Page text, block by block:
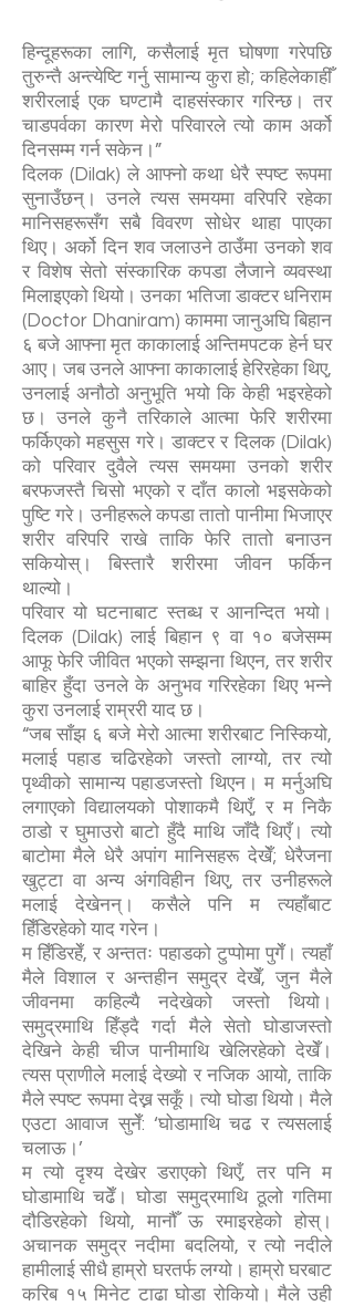
हिन्दूहरूका लागि, कसैलाई मृत घोषणा गरेपछि
तुरुन्तै अन्त्येष्टि गर्नु सामान्य कुरा हो; कहिलेकाहीँ
शरीरलाई एक घण्टामै दाहसंस्कार गरिन्छ। तर
चाडपर्वका कारण मेरो परिवारले त्यो काम अर्को
दिनसम्म गर्न सकेन।”
दिलक (Dilak) ले आफ्नो कथा धेरै स्पष्ट रूपमा
सुनाउँछन्। उनले त्यस समयमा वरिपरि रहेका
मानिसहरूसँग सबै विवरण सोधेर थाहा पाएका
थिए। अर्को दिन शव जलाउने ठाउँमा उनको शव
र विशेष सेतो संस्कारिक कपडा लैजाने व्यवस्था
मिलाइएको थियो। उनका भतिजा डाक्टर धनिराम
(Doctor Dhaniram) काममा जानुअघि बिहान
६ बजे आफ्ना मृत काकालाई अन्तिमपटक हेर्न घर
आए। जब उनले आफ्ना काकालाई हेरिरहेका थिए,
उनलाई अनौठो अनुभूति भयो कि केही भइरहेको
छ। उनले कुनै तरिकाले आत्मा फेरि शरीरमा
फर्किएको महसुस गरे। डाक्टर र दिलक (Dilak)
को परिवार दुवैले त्यस समयमा उनको शरीर
बरफजस्तै चिसो भएको र दाँत कालो भइसकेको
पुष्टि गरे। उनीहरूले कपडा तातो पानीमा भिजाएर
शरीर वरिपरि राखे ताकि फेरि तातो बनाउन
सकियोस्। बिस्तारै शरीरमा जीवन फर्किन
थाल्यो।
परिवार यो घटनाबाट स्तब्ध र आनन्दित भयो।
दिलक (Dilak) लाई बिहान ९ वा १० बजेसम्म
आफू फेरि जीवित भएको सम्झना थिएन, तर शरीर
बाहिर हुँदा उनले के अनुभव गरिरहेका थिए भन्ने
कुरा उनलाई राम्ररी याद छ।
“जब साँझ ६ बजे मेरो आत्मा शरीरबाट निस्कियो,
मलाई पहाड चढिरहेको जस्तो लाग्यो, तर त्यो
पृथ्वीको सामान्य पहाडजस्तो थिएन। म मर्नुअघि
लगाएको विद्यालयको पोशाकमै थिएँ, र म निकै
ठाडो र घुमाउरो बाटो हुँदै माथि जाँदै थिएँ। त्यो
बाटोमा मैले धेरै अपांग मानिसहरू देखेँ; धेरैजना
खुट्टा वा अन्य अंगविहीन थिए, तर उनीहरूले
मलाई देखेनन्। कसैले पनि म त्यहाँबाट
हिँडिरहेको याद गरेन।
म हिँडिरहेँ, र अन्ततः पहाडको टुप्पोमा पुगेँ। त्यहाँ
मैले विशाल र अन्तहीन समुद्र देखेँ, जुन मैले
जीवनमा कहिल्यै नदेखेको जस्तो थियो।
समुद्रमाथि हिँड्दै गर्दा मैले सेतो घोडाजस्तो
देखिने केही चीज पानीमाथि खेलिरहेको देखेँ।
त्यस प्राणीले मलाई देख्यो र नजिक आयो, ताकि
मैले स्पष्ट रूपमा देख्न सकूँ। त्यो घोडा थियो। मैले
एउटा आवाज सुनेँ: ‘घोडामाथि चढ र त्यसलाई
चलाऊ।’
म त्यो दृश्य देखेर डराएको थिएँ, तर पनि म
घोडामाथि चढेँ। घोडा समुद्रमाथि ठूलो गतिमा
दौडिरहेको थियो, मानौँ ऊ रमाइरहेको होस्।
अचानक समुद्र नदीमा बदलियो, र त्यो नदीले
हामीलाई सीधै हाम्रो घरतर्फ लग्यो। हाम्रो घरबाट
करिब १५ मिनेट टाढा घोडा रोकियो। मैले उही